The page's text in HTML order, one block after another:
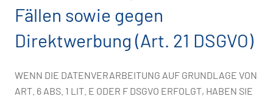
Fällen sowie gegen
Direktwerbung (Art. 21 DSGVO)
WENN DIE DATENVERARBEITUNG AUF GRUNDLAGE VON
ART. 6 ABS. 1 LIT. E ODER F DSGVO ERFOLGT, HABEN SIE